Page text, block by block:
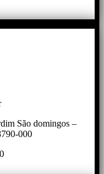
São domingos –
000